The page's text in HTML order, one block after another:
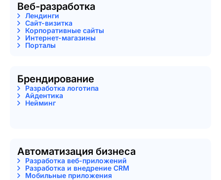
Веб-разработка
Лендинги
Сайт-визитка
Корпоративные сайты
Интернет-магазины
Порталы
Брендирование
Разработка логотипа
Айдентика
Нейминг
Автоматизация бизнеса
Разработка веб-приложений
Разработка и внедрение CRM
Мобильные приложения